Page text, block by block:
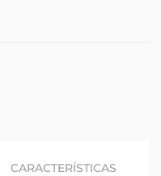
CARACTERÍSTICAS